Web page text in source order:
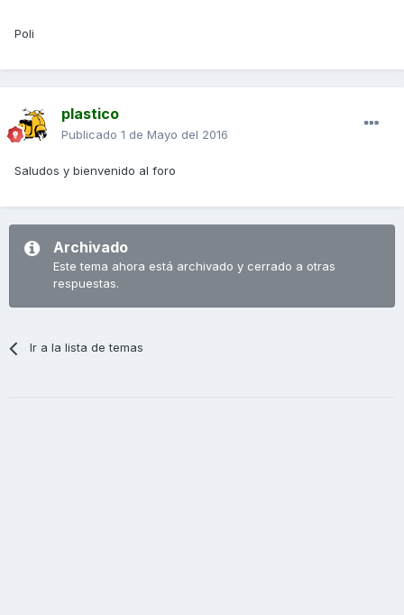
Poli
plastico
Publicado 1 de Mayo del 2016
Saludos y bienvenido al foro
Archivado
Este tema ahora está archivado y cerrado a otras
respuestas.
Ir a la lista de temas